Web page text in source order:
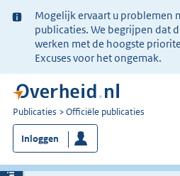
Ter
informatie:
Mogelijk ervaart u problemen
publicaties. We begrijpen dat
werken met de hoogste
Excuses voor het ongemak.
U
bent
nu
hier:
Publicaties Officiële publicaties
Inloggen